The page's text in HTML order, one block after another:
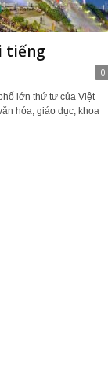
tiếng
0
lớn thứ tư của Việt
hóa, giáo dục, khoa